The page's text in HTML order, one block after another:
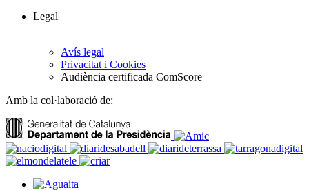
Legal
Avís legal
Privacitat i Cookies
Audiència certificada ComScore
Amb la col·laboració de: